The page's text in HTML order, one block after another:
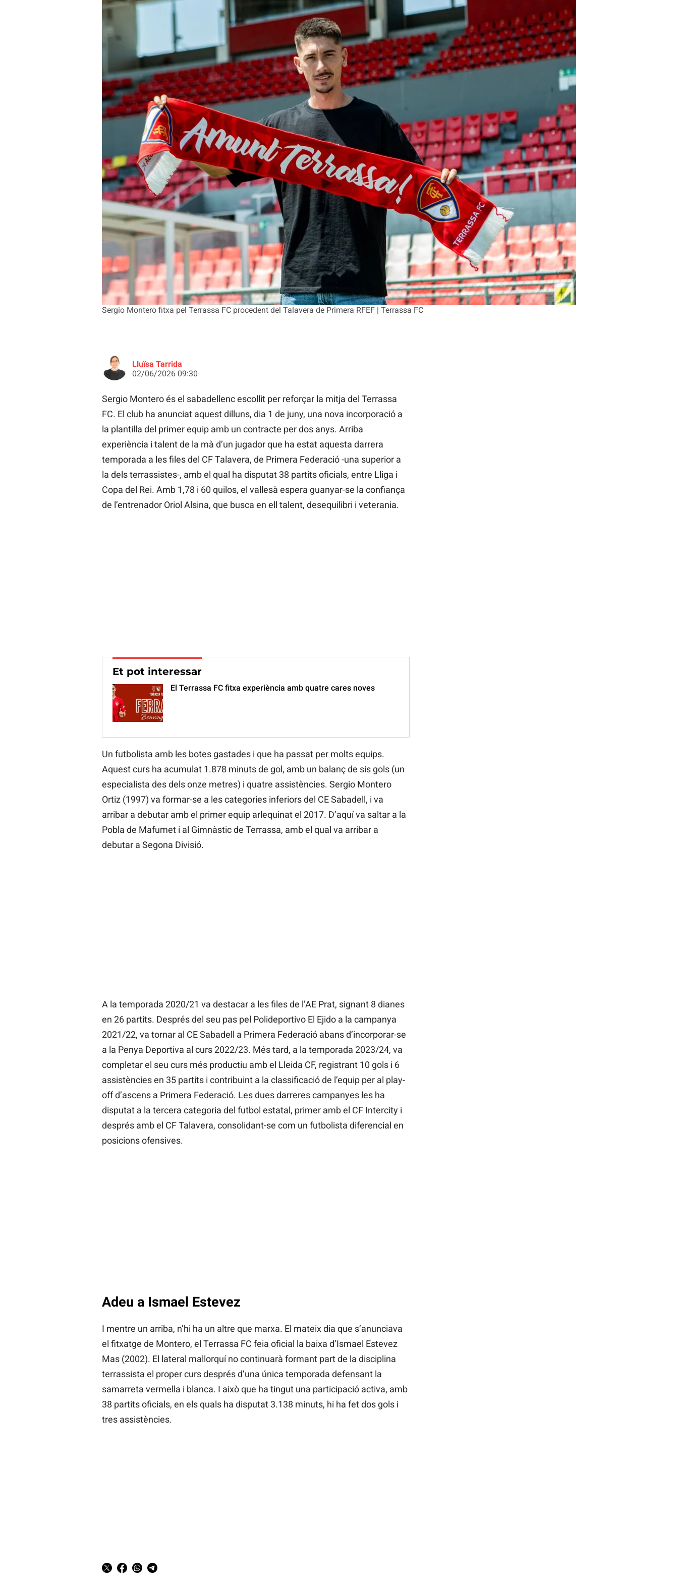
Sergio Montero fitxa pel Terrassa FC procedent del Talavera de Primera RFEF | Terrassa FC
Lluïsa Tarrida
02/06/2026 09:30
Sergio Montero és el sabadellenc escollit per reforçar la mitja del Terrassa
FC. El club ha anunciat aquest dilluns, dia 1 de juny, una nova incorporació a
la plantilla del primer equip amb un contracte per dos anys. Arriba
experiència i talent de la mà d’un jugador que ha estat aquesta darrera
temporada a les files del CF Talavera, de Primera Federació -una superior a
la dels terrassistes-, amb el qual ha disputat 38 partits oficials, entre Lliga i
Copa del Rei. Amb 1,78 i 60 quilos, el vallesà espera guanyar-se la confiança
de l’entrenador Oriol Alsina, que busca en ell talent, desequilibri i veterania.
Et pot interessar
El Terrassa FC fitxa experiència amb quatre cares noves
Un futbolista amb les botes gastades i que ha passat per molts equips.
Aquest curs ha acumulat 1.878 minuts de gol, amb un balanç de sis gols (un
especialista des dels onze metres) i quatre assistències. Sergio Montero
Ortiz (1997) va formar-se a les categories inferiors del CE Sabadell, i va
arribar a debutar amb el primer equip arlequinat el 2017. D’aquí va saltar a la
Pobla de Mafumet i al Gimnàstic de Terrassa, amb el qual va arribar a
debutar a Segona Divisió.
A la temporada 2020/21 va destacar a les files de l’AE Prat, signant 8 dianes
en 26 partits. Després del seu pas pel Polideportivo El Ejido a la campanya
2021/22, va tornar al CE Sabadell a Primera Federació abans d’incorporar-se
a la Penya Deportiva al curs 2022/23. Més tard, a la temporada 2023/24, va
completar el seu curs més productiu amb el Lleida CF, registrant 10 gols i 6
assistències en 35 partits i contribuint a la classificació de l’equip per al play-
off d’ascens a Primera Federació. Les dues darreres campanyes les ha
disputat a la tercera categoria del futbol estatal, primer amb el CF Intercity i
després amb el CF Talavera, consolidant-se com un futbolista diferencial en
posicions ofensives.
Adeu a Ismael Estevez
I mentre un arriba, n’hi ha un altre que marxa. El mateix dia que s’anunciava
el fitxatge de Montero, el Terrassa FC feia oficial la baixa d’Ismael Estevez
Mas (2002). El lateral mallorquí no continuarà formant part de la disciplina
terrassista el proper curs després d’una única temporada defensant la
samarreta vermella i blanca. I això que ha tingut una participació activa, amb
38 partits oficials, en els quals ha disputat 3.138 minuts, hi ha fet dos gols i
tres assistències.